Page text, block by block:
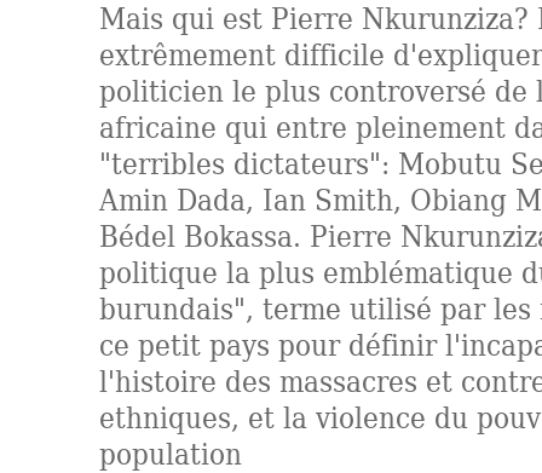
Mais qui est Pierre Nkurunziza?
extrêmement difficile
politicien le plus controversé de
africaine qui entre pleinement
"terribles dictateurs": Mobutu
Amin Dada, Ian Smith, Obiang
Bédel Bokassa. Pierre
politique la plus emblématique
burundais", terme utilisé par
ce petit pays pour définir
l'histoire des massacres et
ethniques, et la violence du
population